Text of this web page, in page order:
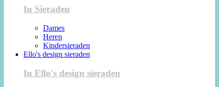
In Sieraden
Dames
Heren
Kindersieraden
Ello's design sieraden
In Ello's design sieraden